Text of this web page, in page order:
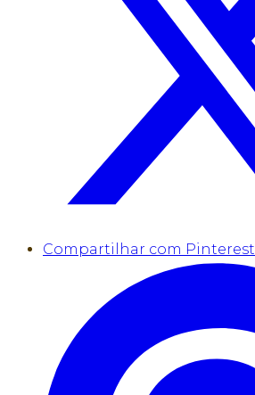
Compartilhar com Pinterest